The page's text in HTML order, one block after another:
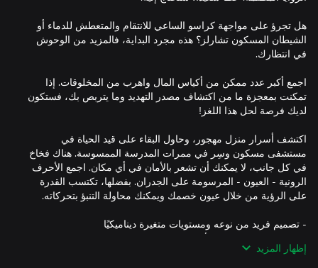
هل تجرؤ على مواجهة كراسو الساعي للانتقام والمتعطش للدماء أو
الشيطان المسكون تشارلز؟ هذه مجرد البداية، فالمزيد من الوحوش
اجمع أكبر عدد ممكن من أكياس المال واهرب من المخلوقات. إذا
تمكنت بمعجزة ما من اكتشاف مصدر التهديد وما يتربص بك، فستكون
اكتشف أسرار منزل مهجور، وحاول البقاء على قيد الحياة في
مستشفى مسكون وسِر في ممرات المدرسة الممسوسة. هناك فخاخ
في كل جانب، لا يمكنك أن تشعر بالأمان في أي مكان. اجمع الأحرف
الرونية - العيون - المرسومة على الجدران. بفضلها، تكتسب القدرة
إظهار المزيد